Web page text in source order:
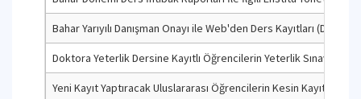
Bahar Yarıyılı Danışman Onayı ile Web'den Ders Kayıtları (Ders-
Doktora Yeterlik Dersine Kayıtlı Öğrencilerin Yeterlik Sınavına
Yeni Kayıt Yaptıracak Uluslararası Öğrencilerin Kesin Kayıtları ve